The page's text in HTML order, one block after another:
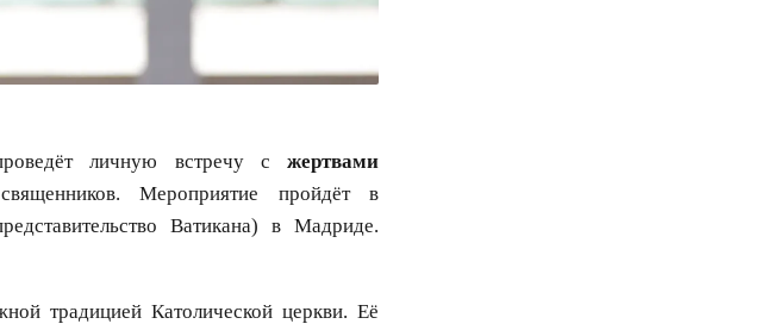
личную встречу сжертвами
Мероприятие пройдёт в
Ватикана) в Мадриде.
традицией Католической церкви. Её